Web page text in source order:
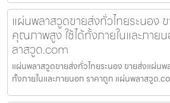
แผ่นพลาสวูดขายส่งทั่วไทยระนอง
คุณภาพสูง ใช้ได้ทั้งภายในและภาย
ลาสวูด.com
แผ่นพลาสวูดขายส่งทั่วไทยระนอง ขายส่งแผ่น
ทั้งภายในและภายนอก ราคาถูก แผ่นพลาสวูด